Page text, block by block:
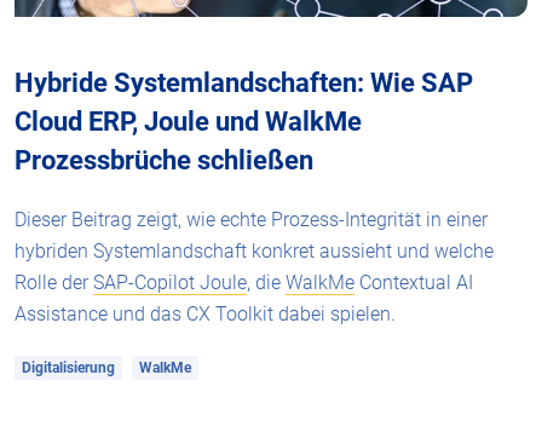
Hybride Systemlandschaften: Wie SAP
Cloud ERP, Joule und WalkMe
Prozessbrüche schließen
Dieser Beitrag zeigt, wie echte Prozess-Integrität in einer
hybriden Systemlandschaft konkret aussieht und welche
Rolle derSAP-Copilot Joule, die WalkMe Contextual AI
Assistance und das CX Toolkit dabei spielen.
Digitalisierung WalkMe